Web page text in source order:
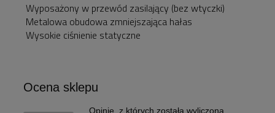
Wyposażony w przewód zasilający (bez wtyczki)
Metalowa obudowa zmniejszająca hałas
Wysokie ciśnienie statyczne
Ocena sklepu
Opinie, z których została wyliczona